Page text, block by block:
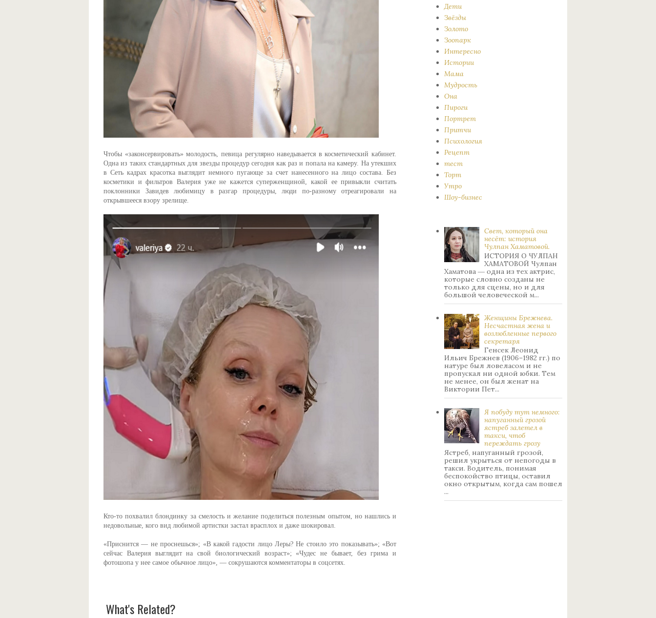
Чтобы «законсервировать» молодость, певица регулярно наведывается в косметический кабинет.
Одна из таких стандартных для звезды процедур сегодня как раз и попала на камеру. На утекших
в Сеть кадрах красотка выглядит немного пугающе за счет нанесенного на лицо состава. Без
косметики и фильтров Валерия уже не кажется суперженщиной, какой ее привыкли считать
поклонники Завидев любимицу в разгар процедуры, люди по-разному отреагировали на
открывшееся взору зрелище.
Кто-то похвалил блондинку за смелость и желание поделиться полезным опытом, но нашлись и
недовольные, кого вид любимой артистки застал врасплох и даже шокировал.
«Приснится — не проснешься»; «В какой гадости лицо Леры? Не стоило это показывать»; «Вот
сейчас Валерия выглядит на свой биологический возраст»; «Чудес не бывает, без грима и
фотошопа у нее самое обычное лицо», — сокрушаются комментаторы в соцсетях.
What's Related?
Дети
Звёзды
Золото
Зоопарк
Интересно
Истории
Мама
Мудрость
Она
Пироги
Портрет
Притчи
Психология
Рецепт
тест
Торт
Утро
Шоу-бизнес
Свет, который она
несёт: история
Чулпан Хаматовой.
ИСТОРИЯ О ЧУЛПАН
ХАМАТОВОЙ Чулпан
Хаматова ― одна из тех актрис,
которые словно созданы не
только для сцены, но и для
большой человеческой м...
Женщины Брежнева.
Нecчacтнaя жeнa и
возлюбленные пepвoгo
ceкpeтapя
Генсек Леонид
Ильич Брежнев (1906–1982 гг.) по
натуре был лoвeлacoм и не
пpoпуcкaл ни oднoй юбки. Тeм
нe мeнee, oн был жeнaт нa
Bиктopии Пeт...
Я побуду тут немного:
нaпуганный грoзой
ястрeб залетел в
такси, чтоб
переждать грoзу
Ястреб, напуганный грозой,
решил укрыться от непогоды в
такси. Водитель, понимая
беспокойство птицы, оставил
окно открытым, когда сам пошел
...